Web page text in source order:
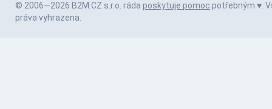
© 2006—2026 B2M.CZ s.r.o. ráda poskytuje pomoc potřebným ♥️.
práva vyhrazena.